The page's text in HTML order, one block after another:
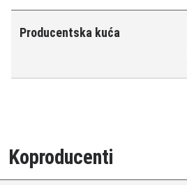
Producentska kuća
Koproducenti